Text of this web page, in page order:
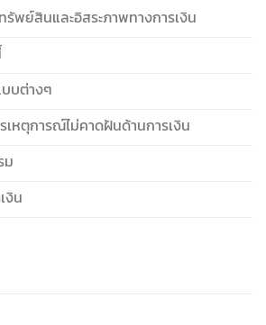
รัพย์สินและอิสระภาพทางการเงิน
บต่างๆ
เหตุการณ์ไม่คาดฝันด้านการเงิน
ม
งิน